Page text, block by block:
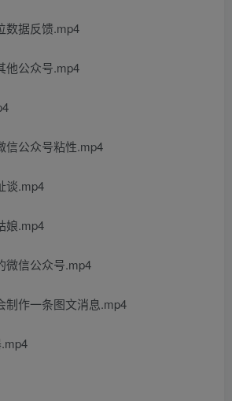
数据反馈.mp4
他公众号.mp4
信公众号粘性.mp4
谈.mp4
娘.mp4
微信公众号.mp4
制作一条图文消息.mp4